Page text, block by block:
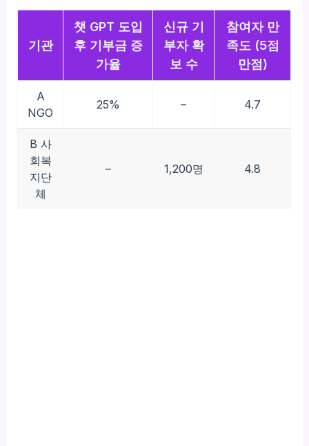
기관
챗 GPT 도입
후 기부금 증
가율
신규 기
부자 확
보 수
참여자 만
족도 (5점
만점)
A
NGO
25% – 4.7
B 사
회복
지단
체
– 1,200명 4.8